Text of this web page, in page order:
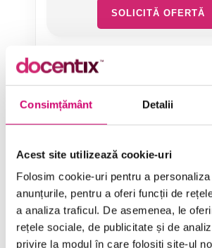
Consimțământ Detalii
Acest site utilizează cookie-uri
Folosim cookie-uri pentru a
anunțurile, pentru a oferi funcții de
a analiza traficul. De asemenea, le
rețele sociale, de publicitate și de
privire la modul în care folosiți site-ul
SOLICITĂ OFERTĂ
Comunicare
Dezvoltare personală și
Finanțe